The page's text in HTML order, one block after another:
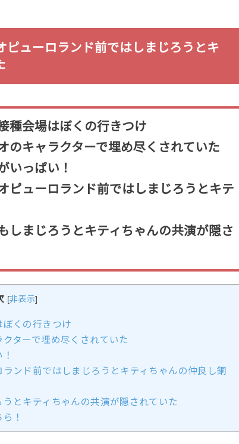
ューロランド前ではしまじろうとキ
種会場はぼくの行きつけ
のキャラクターで埋め尽くされていた
いっぱい！
ピューロランド前ではしまじろうとキテ
しまじろうとキティちゃんの共演が隠さ
[非表示]
ぼくの行きつけ
ターで埋め尽くされていた
ンド前ではしまじろうとキティちゃんの仲良し銅
とキティちゃんの共演が隠されていた
！